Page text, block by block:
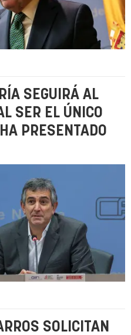
SEGUIRÁ AL
SER EL ÚNICO
PRESENTADO
SOLICITAN